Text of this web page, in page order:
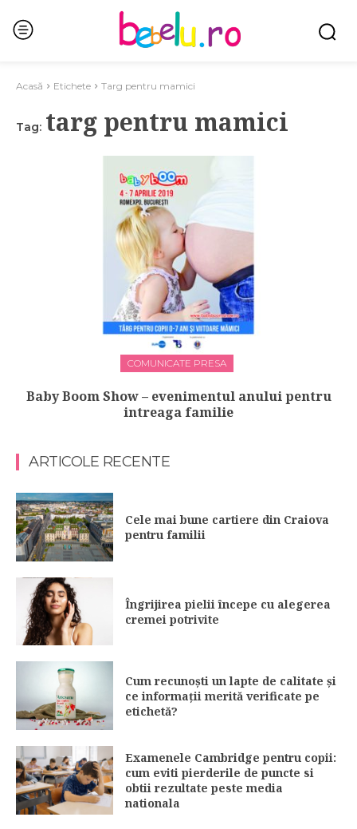
Acasă Etichete Targ pentru mamici
Tag: targ pentru mamici
COMUNICATE PRESA
Baby Boom Show – evenimentul anului pentru
intreaga familie
ARTICOLE RECENTE
Cele mai bune cartiere din Craiova
pentru familii
Îngrijirea pielii începe cu alegerea
cremei potrivite
Cum recunoști un lapte de calitate și
ce informații merită verificate pe
etichetă?
Examenele Cambridge pentru copii:
cum eviti pierderile de puncte si
obtii rezultate peste media
nationala